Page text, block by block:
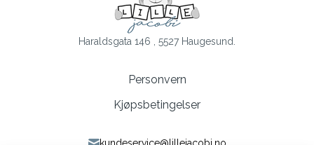
Haraldsgata 146 , 5527 Haugesund.
Personvern
Kjøpsbetingelser